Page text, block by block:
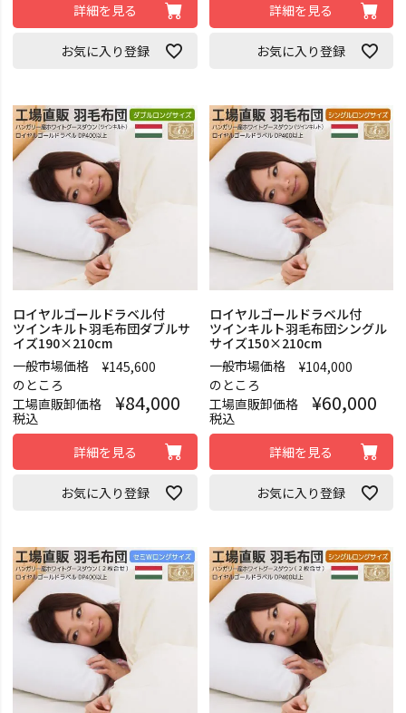
詳細を見る
お気に入り登録
詳細を見る
お気に入り登録
ロイヤルゴールドラベル付
ツインキルト羽毛布団ダブルサ
イズ190×210cm
一般市場価格
¥145,600
のところ
工場直販卸価格
¥84,000
税込
詳細を見る
お気に入り登録
ロイヤルゴールドラベル付
ツインキルト羽毛布団シングル
サイズ150×210cm
一般市場価格
¥104,000
のところ
工場直販卸価格
¥60,000
税込
詳細を見る
お気に入り登録